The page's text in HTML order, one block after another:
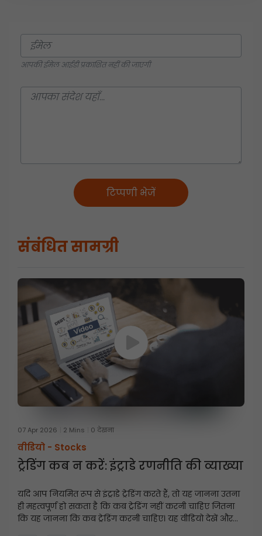
आपकी ईमेल आईडी प्रकाशित नहीं की जाएगी
टिप्पणी भेजें
संबंधित सामग्री
07 Apr 2026 2 Mins 0 देखना
वीडियो - Stocks
ट्रेडिंग कब न करें: इंट्राडे रणनीति की व्याख्या
यदि आप नियमित रूप से इंट्राडे ट्रेडिंग करते हैं, तो यह जानना उतना
ही महत्वपूर्ण हो सकता है कि कब ट्रेडिंग नहीं करनी चाहिए जितना
कि यह जानना कि कब ट्रेडिंग करनी चाहिए। यह वीडियो देखें और